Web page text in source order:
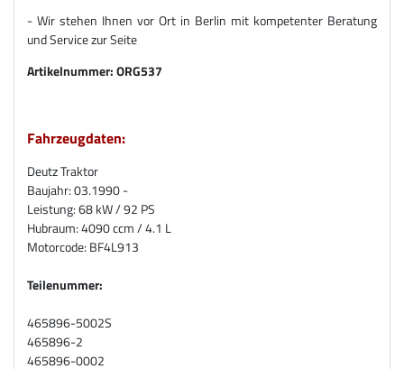
- Wir stehen Ihnen vor Ort in Berlin mit kompetenter Beratung
und Service zur Seite
Artikelnummer:ORG537
Fahrzeugdaten:
Deutz Traktor
Baujahr: 03.1990 -
Leistung: 68 kW / 92 PS
Hubraum: 4090 ccm / 4.1 L
Motorcode: BF4L913
Teilenummer:
465896-5002S
465896-2
465896-0002